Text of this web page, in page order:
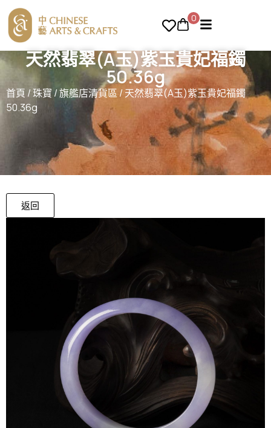
0
天然翡翠(A玉)紫玉貴妃福鐲
50.36g
首頁 /珠寶/旗艦店清貨區 / 天然翡翠(A玉)紫玉貴妃福鐲
50.36g
返回